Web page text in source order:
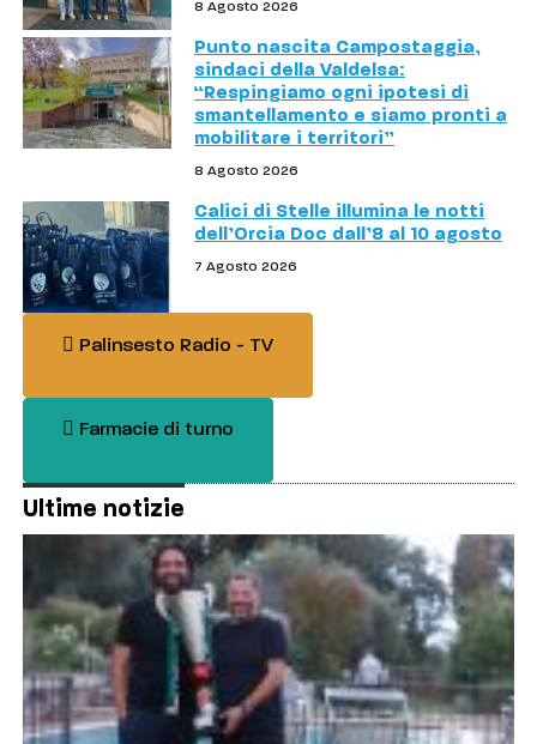
8 Agosto 2026
Punto nascita Campostaggia,
sindaci della Valdelsa:
“Respingiamo ogni ipotesi di
smantellamento e siamo pronti a
mobilitare i territori”
8 Agosto 2026
Calici di Stelle illumina le notti
dell’Orcia Doc dall’8 al 10 agosto
7 Agosto 2026
Palinsesto Radio - TV
Farmacie di turno
Ultime notizie